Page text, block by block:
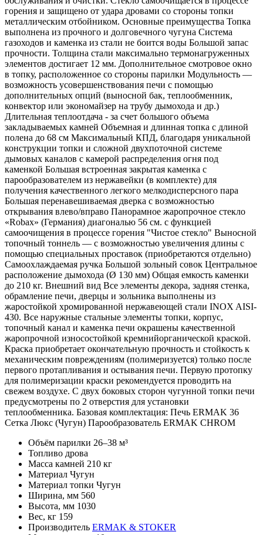
горения и защищено от удара дровами со стороны топки
металлическим отбойником. Основные преимущества Топка
выполнена из прочного и долговечного чугуна Система
газоходов и каменка из стали не боится воды Большой запас
прочности. Толщина стали максимально термонагруженных
элементов достигает 12 мм. Дополнительное смотровое окно
в топку, расположенное со стороны парилки Модульность —
возможность усовершенствования печи с помощью
дополнительных опций (выносной бак, теплообменник,
конвектор или экономайзер на трубу дымохода и др.)
Длительная теплоотдача - за счет большого объема
закладываемых камней Объемная и длинная топка с длиной
полена до 68 см Максимальный КПД, благодаря уникальной
конструкции топки и сложной двухпоточной системе
дымовых каналов с камерой распределения огня под
каменкой Большая встроенная закрытая каменка с
парообразователем из нержавейки (в комплекте) для
получения качественного легкого мелкодисперсного пара
Большая перенавешиваемая дверка с возможностью
открывания влево/вправо Панорамное жаропрочное стекло
«Robax» (Германия) диагональю 56 см. с функцией
самоочищения в процессе горения "Чистое стекло" Выносной
топочный тоннель — с возможностью увеличения длины с
помощью специальных проставок (приобретаются отдельно)
Самоохлаждаемая ручка Большой зольный совок Центральное
расположение дымохода (Ø 130 мм) Общая емкость каменки
до 210 кг. Внешний вид Все элементы декора, задняя стенка,
обрамление печи, дверцы и зольника выполнены из
жаростойкой хромированной нержавеющей стали INOX AISI-
430. Все наружные стальные элементы топки, корпус,
топочный канал и каменка печи окрашены качественной
жаропрочной износостойкой кремнийорганической краской.
Краска приобретает окончательную прочность и стойкость к
механическим повреждениям (полимеризуется) только после
первого протапливания и остывания печи. Первую протопку
для полимеризации краски рекомендуется проводить на
свежем воздухе. С двух боковых сторон чугунной топки печи
предусмотрены по 2 отверстия для установки
теплообменника. Базовая комплектация: Печь ERMAK 36
Сетка Люкс (Чугун) Парообразователь ERMAK CHROM
Объём парилки 26–38 м³
Топливо дрова
Масса камней 210 кг
Материал Чугун
Материал топки Чугун
Ширина, мм 560
Высота, мм 1030
Вес, кг 159
Производитель ERMAK & STOKER